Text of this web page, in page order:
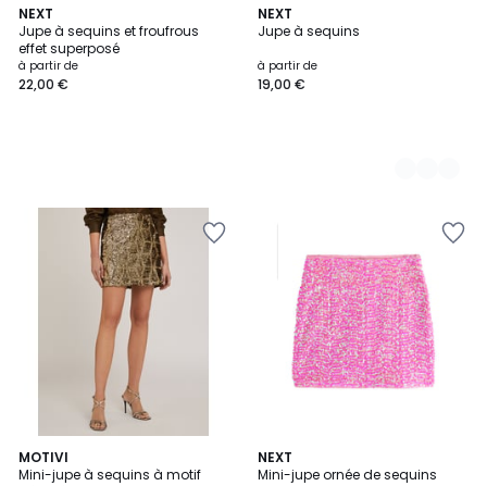
NEXT
Jupe à sequins et froufrous
effet superposé
à partir de
22,00 €
NEXT
Jupe à sequins
à partir de
19,00 €
2
Couleurs
MOTIVI
Mini-jupe à sequins à motif
NEXT
Mini-jupe ornée de sequins